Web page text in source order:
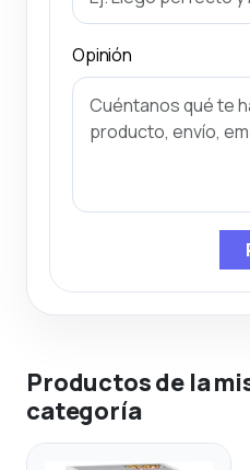
Opinión
Productos de la
categoría